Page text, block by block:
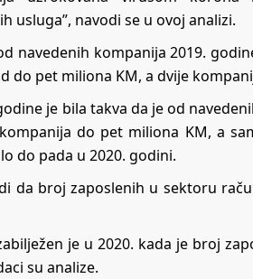
usluga”, navodi se u ovoj analizi.
navedenih kompanija 2019.
do pet miliona KM, a dvije
je bila takva da je od
do pet miliona KM, a
do pada u 2020. godini.
da broj zaposlenih u sektoru
je u 2020. kada je broj
su analize.